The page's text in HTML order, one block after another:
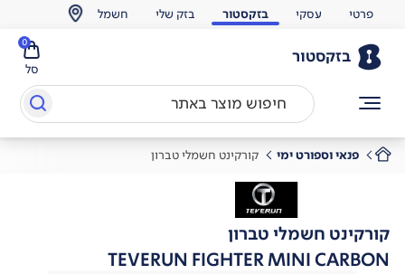
פרטי עסקי בזקסטור בזק שלי חשמל
בזקסטור
סל
0
פנאי וספורט ימי קורקינט חשמלי טברון
קורקינט חשמלי טברון
TEVERUN FIGHTER MINI CARBON